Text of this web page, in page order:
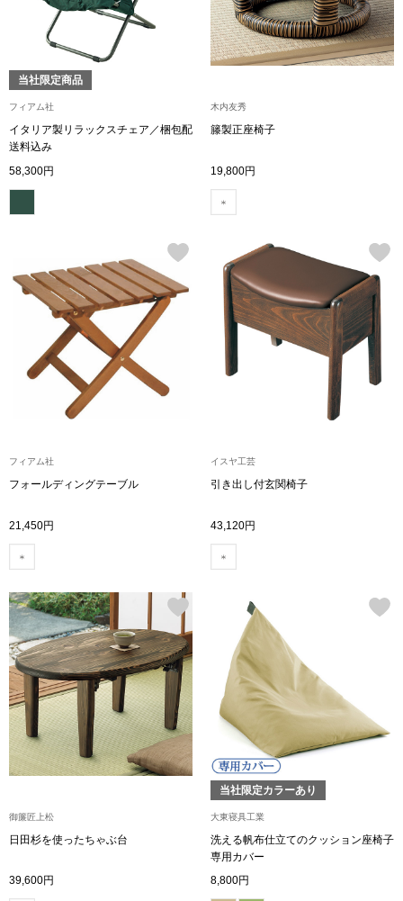
／チュニック
ダーウェア
アクセサリー
ン雑貨
Miss Kyouko／ミスキョウコ
ランド
クラッチバッグ
シューズ
スリップオン
財布／小物
当社限定商品
フィアム社
イタリア製リラックスチェア／梱包配
送料込み
58,300円
木内友秀
籐製正座椅子
19,800円
フィアム社
フォールディングテーブル
21,450円
イスヤ工芸
引き出し付玄関椅子
43,120円
御簾匠上松
日田杉を使ったちゃぶ台
39,600円
当社限定カラーあり
大東寝具工業
洗える帆布仕立てのクッション座椅子
専用カバー
8,800円